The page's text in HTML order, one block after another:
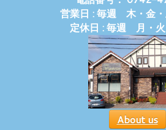
営業日 : 毎週 木・金・
定休日 : 毎週 月・
About us